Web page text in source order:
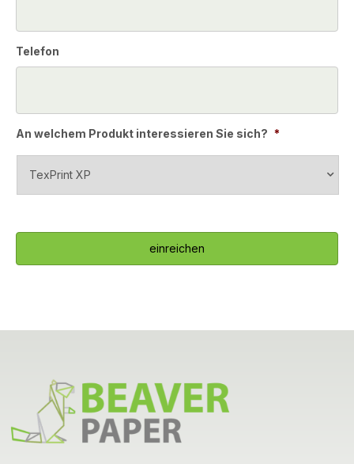
Telefon
An welchem Produkt interessieren Sie sich? *
T